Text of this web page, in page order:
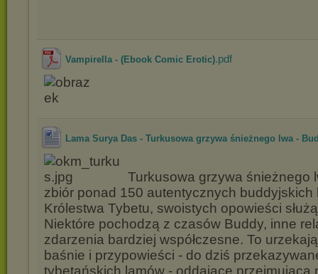
Vampirella - (Ebook Comic Erotic).pdf
Lama Surya Das - Turkusowa grzywa śnieżnego lwa -
Turkusowa grzywa śnieżnego
zbiór ponad 150 autentycznych buddyjskich
Królestwa Tybetu, swoistych opowieści
Niektóre pochodzą z czasów Buddy, inne
zdarzenia bardziej współczesne. To
baśnie i przypowieści - do dziś
tybetańskich lamów - oddające przejmującą